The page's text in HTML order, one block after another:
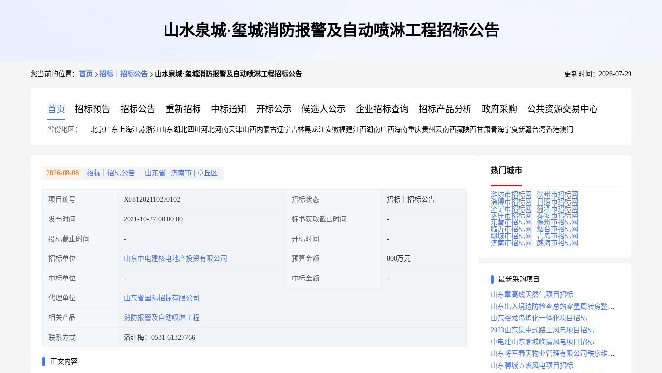
山水泉城·玺城消防报警及自动喷淋工程招标公告
您当前的位置： 首页 招标｜招标公告 山水泉城·玺城消防报警及自动喷淋工程招标公告 更新时间：2026-07-29
首页 招标预告 招标公告 重新招标 中标通知 开标公示 候选人公示 企业招标查询 招标产品分析 政府采购 公共资源交易中心
省份地区： 北京广东 上海江苏浙江山东湖北四川 河北河南天津山西内蒙古辽宁吉林黑龙江安徽福建江西湖南广西海南重庆贵州 云南西藏陕西甘肃青海宁夏新疆台湾香港澳门
2026-08-08 招标｜招标公告 山东省 济南市 章丘区
项目编号 XF81202110270102 招标状态 招标｜招标公告
发布时间 2021-10-27 00:00:00 标书获取截止时间
投标截止时间 开标时间
招标单位 山东中电建核电地产投资有限公司 预算金额 800万元
中标单位 中标金额
代理单位 山东省国际招标有限公司
相关产品 消防报警及自动喷淋工程
联系方式 潘红梅：0531-61327766
正文内容
热门城市
潍坊市招标网
滨州市招标网
淄博市招标网
日照市招标网
济宁市招标网
菏泽市招标网
枣庄市招标网
泰安市招标网
东营市招标网
德州市招标网
临沂市招标网
烟台市招标网
聊城市招标网
青岛市招标网
济南市招标网
威海市招标网
最新采购项目
山东章高线天然气项目招标
山东出入境边防检查总站零星周转房整修
项目招标中标
山东裕龙岛炼化一体化项目招标
2023山东集中式路上风电项目招标
中电建山东聊城临清风电项目招标
山东将军春天物业管理有限公司秩序维护
服务项目招标公告
山东聊城五洲风电项目招标